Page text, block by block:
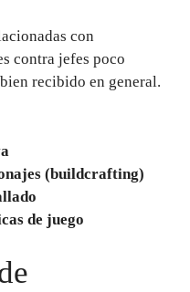
con
contra jefes poco
recibido en general.
(buildcrafting)
de juego